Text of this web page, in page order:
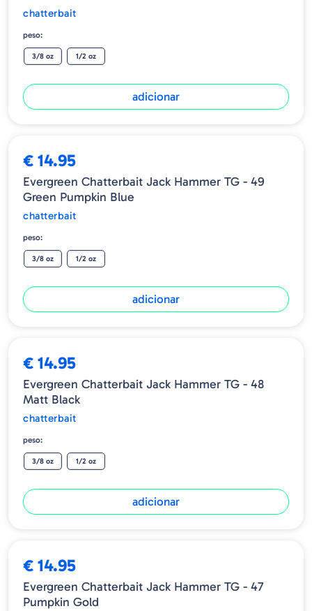
de dobrar que não deixa passar peixes grandes
chatterbait
peso:
3/8 oz 1/2 oz
adicionar
€ 14.95
Evergreen Chatterbait Jack Hammer TG - 49
Green Pumpkin Blue
chatterbait
peso:
3/8 oz 1/2 oz
adicionar
€ 14.95
Evergreen Chatterbait Jack Hammer TG - 48
Matt Black
chatterbait
peso:
3/8 oz 1/2 oz
adicionar
€ 14.95
Evergreen Chatterbait Jack Hammer TG - 47
Pumpkin Gold